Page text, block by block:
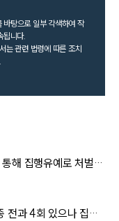
탕으로 일부 각색하여 작
됩니다.
는 관련 법령에 따른 조치
[무면허음주운전 처벌방어] 대륜의 변론을 통해 집행유예로 처벌 방어에 성공하다
[도로교통법위반(음주운전) 5회 적발] 동종 전과 4회 있으나 집행유예 방어 성공